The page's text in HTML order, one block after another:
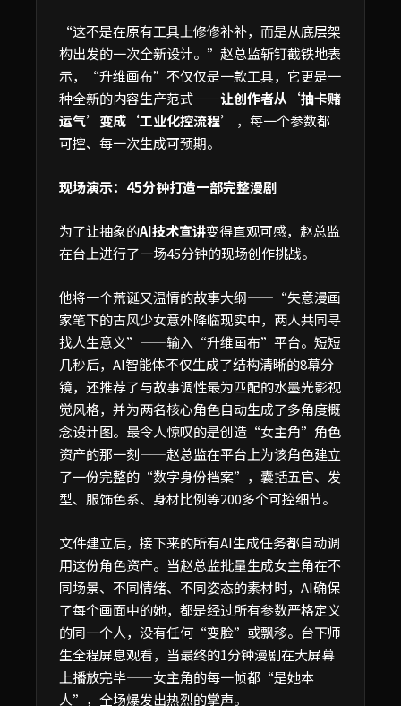
“这不是在原有工具上修修补补，而是从底层架
构出发的一次全新设计。”赵总监斩钉截铁地表
示，“升维画布”不仅仅是一款工具，它更是一
种全新的内容生产范式——让创作者从‘抽卡赌
运气’变成‘工业化控流程’
，每一个参数都
可控、每一次生成可预期。
现场演示：45分钟打造一部完整漫剧
为了让抽象的AI技术宣讲变得直观可感，赵总监
在台上进行了一场45分钟的现场创作挑战。
他将一个荒诞又温情的故事大纲——“失意漫画
家笔下的古风少女意外降临现实中，两人共同寻
找人生意义”——输入“升维画布”平台。短短
几秒后，AI智能体不仅生成了结构清晰的8幕分
镜，还推荐了与故事调性最为匹配的水墨光影视
觉风格，并为两名核心角色自动生成了多角度概
念设计图。最令人惊叹的是创造“女主角”角色
资产的那一刻——赵总监在平台上为该角色建立
了一份完整的“数字身份档案”，囊括五官、发
型、服饰色系、身材比例等200多个可控细节。
文件建立后，接下来的所有AI生成任务都自动调
用这份角色资产。当赵总监批量生成女主角在不
同场景、不同情绪、不同姿态的素材时，AI确保
了每个画面中的她，都是经过所有参数严格定义
的同一个人，没有任何“变脸”或飘移。台下师
生全程屏息观看，当最终的1分钟漫剧在大屏幕
上播放完毕——女主角的每一帧都“是她本
人”，全场爆发出热烈的掌声。